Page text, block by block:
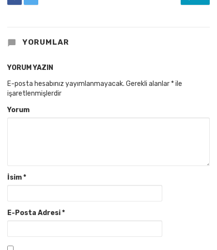
YORUMLAR
YORUM YAZIN
E-posta hesabınız yayımlanmayacak. Gerekli alanlar *ile
işaretlenmişlerdir
Yorum
İsim*
E-Posta Adresi*